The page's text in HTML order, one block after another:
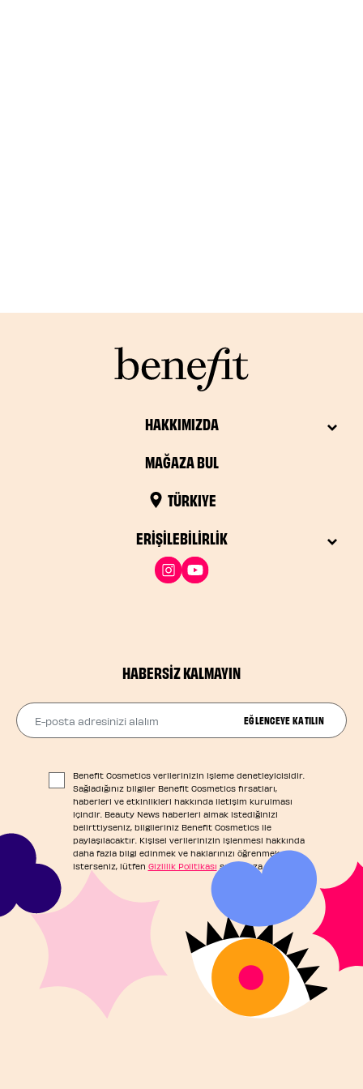
HAKKIMIZDA
MAĞAZA BUL
TÜRKIYE
ERIŞILEBILIRLIK
HABERSIZ KALMAYIN
E-posta adresinizi alalım
EĞLENCEYE KATILIN
Benefit Cosmetics verilerinizin işleme denetleyicisidir.
Sağladığınız bilgiler Benefit Cosmetics fırsatları,
haberleri ve etkinlikleri hakkında iletişim kurulması
içindir. Beauty News haberleri almak istediğinizi
belirttiyseniz, bilgileriniz Benefit Cosmetics ile
paylaşılacaktır. Kişisel verilerinizin işlenmesi hakkında
daha fazla bilgi edinmek ve haklarınızı öğrenmek
isterseniz, lütfen Gizlilik Politikası sayfamıza başvurun.